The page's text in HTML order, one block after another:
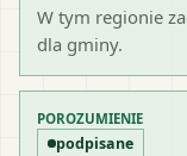
W tym regionie
dla gminy.
POROZUMIENIE
podpisane